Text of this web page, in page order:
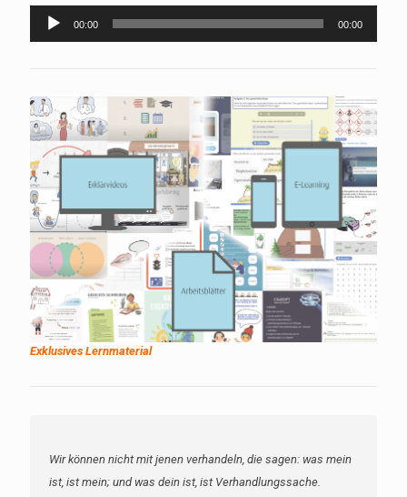
Audio-
Player
00:00 00:00
Exklusives Lernmaterial
Wir können nicht mit jenen verhandeln, die sagen: was mein
ist, ist mein; und was dein ist, ist Verhandlungssache.